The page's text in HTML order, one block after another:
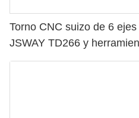
Torno CNC suizo de 6
JSWAY TD266 y